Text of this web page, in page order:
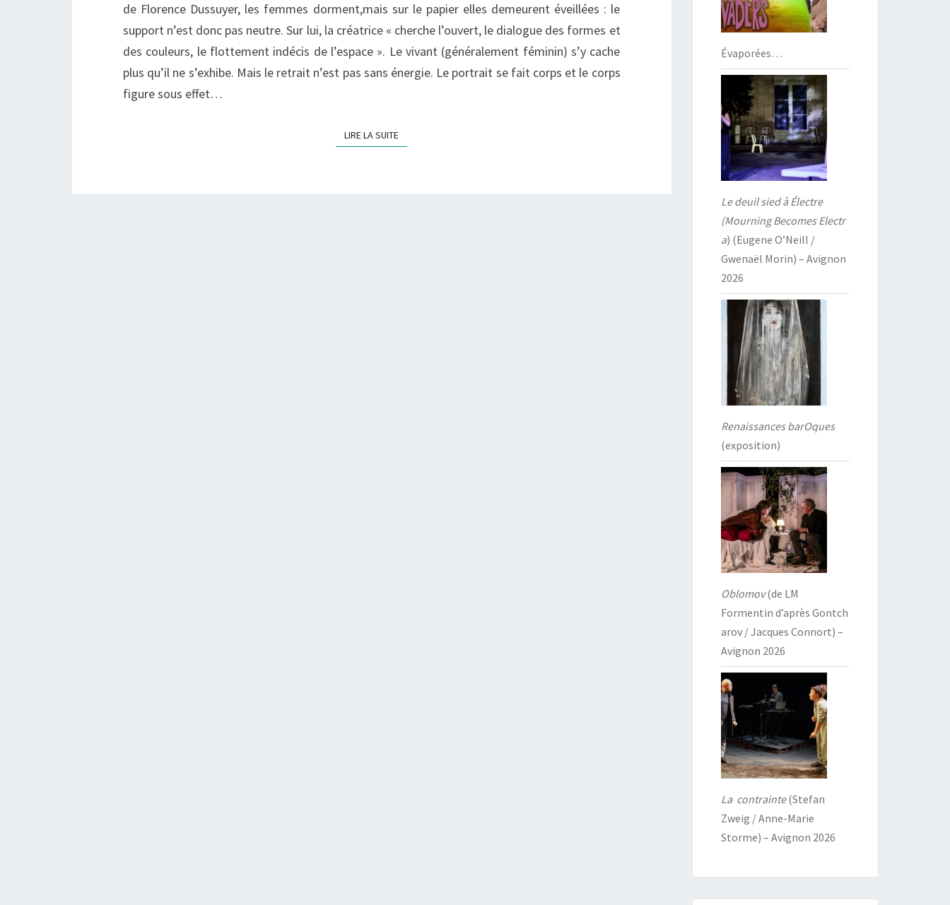
de Florence Dussuyer, les femmes dorment,mais sur le papier elles demeurent éveillées : le
support n’est donc pas neutre. Sur lui, la créatrice « cherche l’ouvert, le dialogue des formes et
des couleurs, le flottement indécis de l’espace ». Le vivant (généralement féminin) s’y cache
plus qu’il ne s’exhibe. Mais le retrait n’est pas sans énergie. Le portrait se fait corps et le corps
figure sous effet…
LIRE LA SUITELIRE LA SUITE
Évaporées…
Le deuil sied à Électre
(Mourning Becomes Electr
a) (Eugene O’Neill /
Gwenaël Morin) – Avignon
2026
Renaissances barOques
(exposition)
Oblomov(de LM
Formentin d’après Gontch
arov / Jacques Connort) –
Avignon 2026
La contrainte(Stefan
Zweig / Anne-Marie
Storme) – Avignon 2026